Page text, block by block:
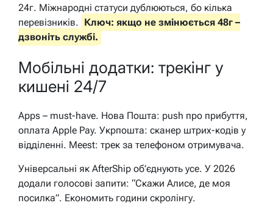
24г. Міжнародні статуси дублюються, бо кілька
перевізників. Ключ: якщо не змінюється 48г –
дзвоніть службі.
Мобільні додатки: трекінг у
кишені 24/7
Apps – must-have. Нова Пошта: push про прибуття,
оплата Apple Pay. Укрпошта: сканер штрих-кодів у
відділенні. Meest: трек за телефоном отримувача.
Універсальні як AfterShip об’єднують усе. У 2026
додали голосові запити: “Скажи Алисе, де моя
посилка”. Економить години скролінгу.